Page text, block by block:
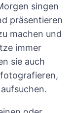
singen
präsentieren
machen und
immer
sie auch